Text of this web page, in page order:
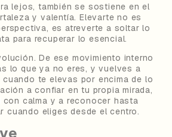
lejos, también se sostiene en el
y valentía. Elevarte no es
es atreverte a soltar lo
para recuperar lo esencial.
De ese movimiento interno
lo que ya no eres, y vuelves a
te elevas por encima de lo
a confiar en tu propia mirada,
con calma y a reconocer hasta
cuando eliges desde el centro.